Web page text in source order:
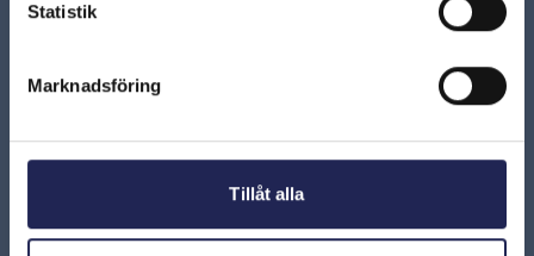
Statistik
Marknadsföring
Tillåt alla
samband med obehörigt intrång
ARN 2015-06915 - Betalningsansvar trots påstått
intrång i router